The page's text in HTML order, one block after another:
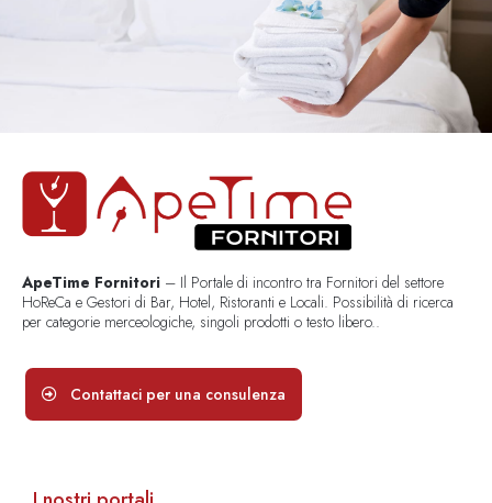
ApeTime Fornitori – Il Portale di incontro tra Fornitori del settore
HoReCa e Gestori di Bar, Hotel, Ristoranti e Locali. Possibilità di ricerca
per categorie merceologiche, singoli prodotti o testo libero..
Contattaci per una consulenza